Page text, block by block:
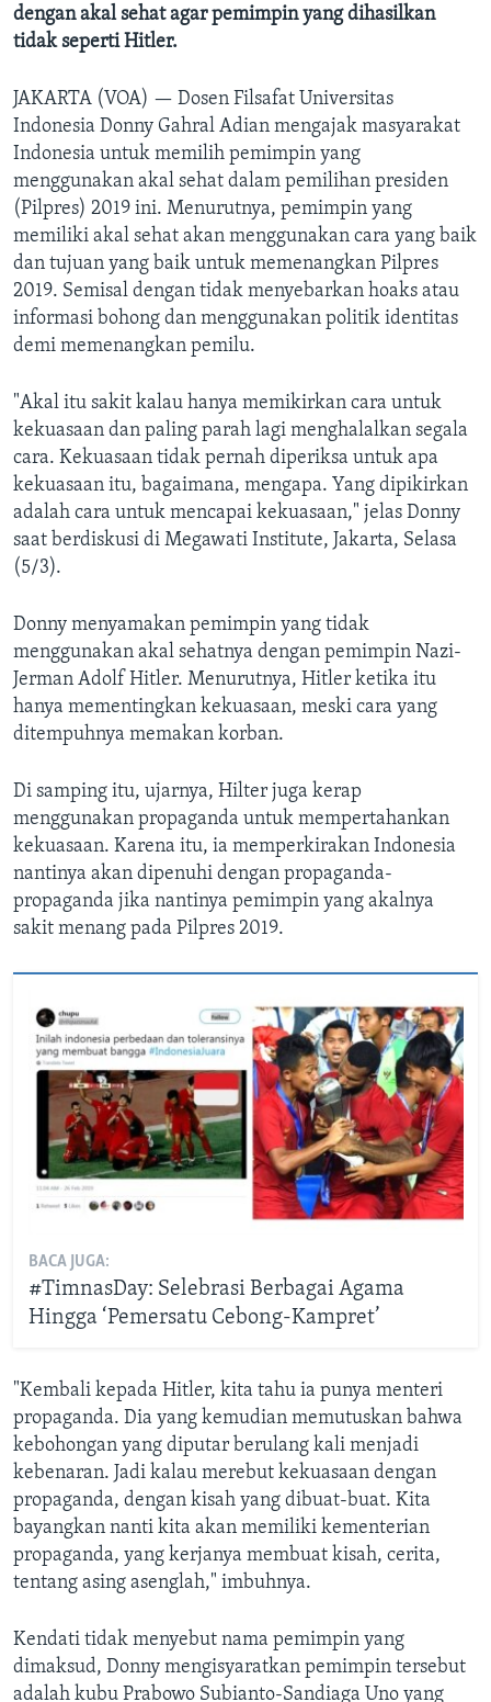
dengan akal sehat agar pemimpin yang dihasilkan
tidak seperti Hitler.
JAKARTA (VOA) — Dosen Filsafat Universitas
Indonesia Donny Gahral Adian mengajak masyarakat
Indonesia untuk memilih pemimpin yang
menggunakan akal sehat dalam pemilihan presiden
(Pilpres) 2019 ini. Menurutnya, pemimpin yang
memiliki akal sehat akan menggunakan cara yang baik
dan tujuan yang baik untuk memenangkan Pilpres
2019. Semisal dengan tidak menyebarkan hoaks atau
informasi bohong dan menggunakan politik identitas
demi memenangkan pemilu.
"Akal itu sakit kalau hanya memikirkan cara untuk
kekuasaan dan paling parah lagi menghalalkan segala
cara. Kekuasaan tidak pernah diperiksa untuk apa
kekuasaan itu, bagaimana, mengapa. Yang dipikirkan
adalah cara untuk mencapai kekuasaan," jelas Donny
saat berdiskusi di Megawati Institute, Jakarta, Selasa
(5/3).
Donny menyamakan pemimpin yang tidak
menggunakan akal sehatnya dengan pemimpin Nazi-
Jerman Adolf Hitler. Menurutnya, Hitler ketika itu
hanya mementingkan kekuasaan, meski cara yang
ditempuhnya memakan korban.
Di samping itu, ujarnya, Hilter juga kerap
menggunakan propaganda untuk mempertahankan
kekuasaan. Karena itu, ia memperkirakan Indonesia
nantinya akan dipenuhi dengan propaganda-
propaganda jika nantinya pemimpin yang akalnya
sakit menang pada Pilpres 2019.
BACA JUGA:
#TimnasDay: Selebrasi Berbagai Agama
Hingga ‘Pemersatu Cebong-Kampret’
"Kembali kepada Hitler, kita tahu ia punya menteri
propaganda. Dia yang kemudian memutuskan bahwa
kebohongan yang diputar berulang kali menjadi
kebenaran. Jadi kalau merebut kekuasaan dengan
propaganda, dengan kisah yang dibuat-buat. Kita
bayangkan nanti kita akan memiliki kementerian
propaganda, yang kerjanya membuat kisah, cerita,
tentang asing asenglah," imbuhnya.
Kendati tidak menyebut nama pemimpin yang
dimaksud, Donny mengisyaratkan pemimpin tersebut
adalah kubu Prabowo Subianto-Sandiaga Uno yang